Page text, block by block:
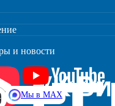
и новости
Мы в MAX